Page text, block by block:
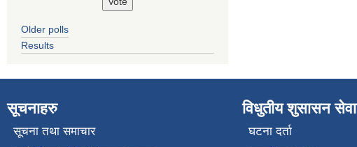
Older polls
Results
सूचनाहरु
सूचना तथा समाचार
विधुतीय शुसासन सेवा
घटना दर्ता